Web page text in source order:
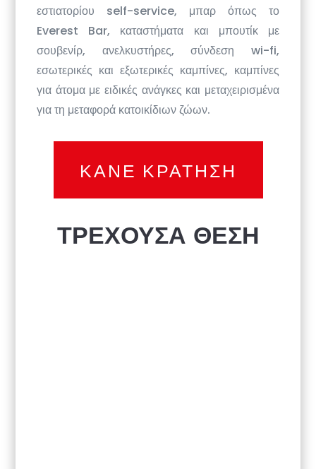
εστιατορίου self-service, μπαρ όπως το
Everest Bar, καταστήματα και μπουτίκ με
σουβενίρ, ανελκυστήρες, σύνδεση wi-fi,
εσωτερικές και εξωτερικές καμπίνες, καμπίνες
για άτομα με ειδικές ανάγκες και μεταχειρισμένα
για τη μεταφορά κατοικίδιων ζώων.
ΚΑΝΕ ΚΡΑΤΗΣΗ
ΤΡΕΧΟΥΣΑ ΘΕΣΗ